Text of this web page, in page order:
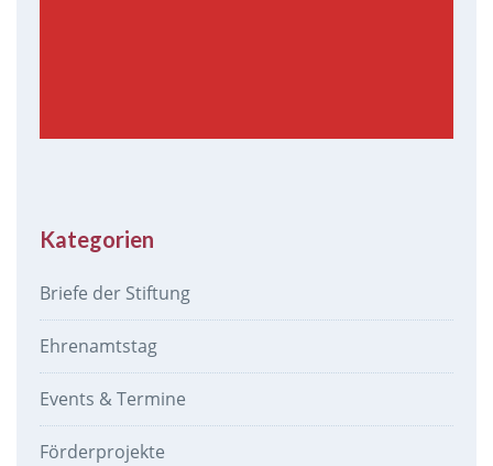
Kategorien
Briefe der Stiftung
Ehrenamtstag
Events & Termine
Förderprojekte